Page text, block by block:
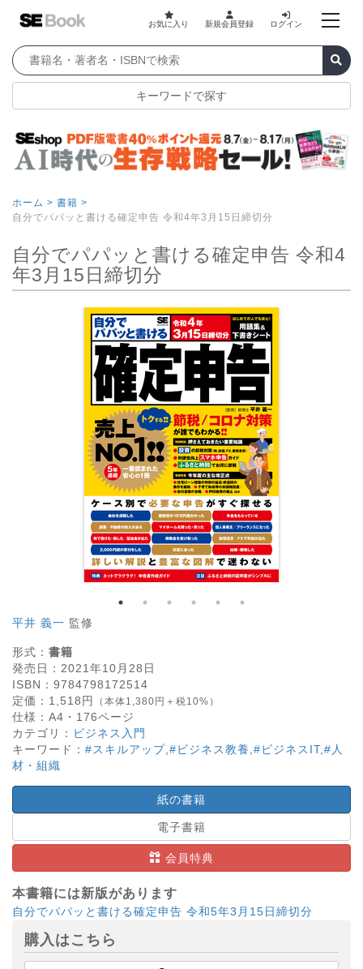
お気に入り 新規会員登録 ログイン
キーワードで探す
ホーム > 書籍 >
自分でパパッと書ける確定申告 令和4年3月15日締切分
自分でパパッと書ける確定申告 令和4
年3月15日締切分
平井 義一 監修
形式： 書籍
発売日： 2021年10月28日
ISBN： 9784798172514
定価： 1,518 円 （本体1,380円＋税10%）
仕様： A4・ 176ページ
カテゴリ： ビジネス入門
キーワード： #スキルアップ #ビジネス教養 #ビジネスIT, #人
材・組織
紙の書籍
電子書籍
会員特典
本書籍には新版があります
自分でパパッと書ける確定申告 令和5年3月15日締切分
購入はこちら